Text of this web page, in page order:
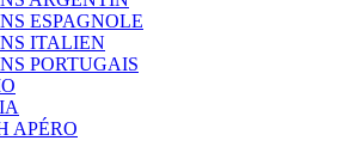
ESPAGNOLE
ITALIEN
PORTUGAIS
APÉRO